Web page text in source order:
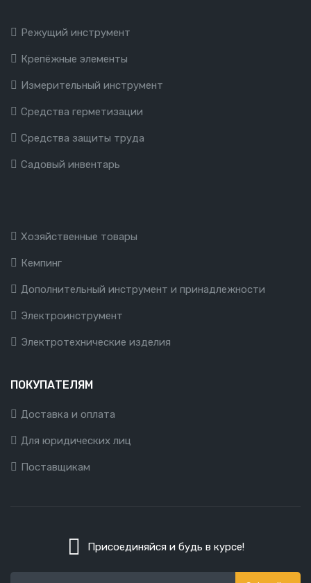
Режущий инструмент
Крепёжные элементы
Измерительный инструмент
Средства герметизации
Средства защиты труда
Садовый инвентарь
Хозяйственные товары
Кемпинг
Дополнительный инструмент и принадлежности
Электроинструмент
Электротехнические изделия
ПОКУПАТЕЛЯМ
Доставка и оплата
Для юридических лиц
Поставщикам
Присоединяйся и будь в курсе!